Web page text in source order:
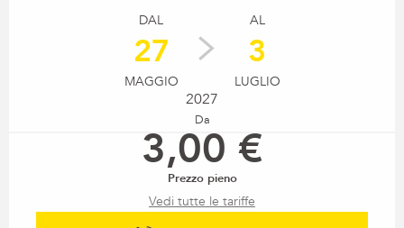
DAL
27
MAGGIO
AL
3
LUGLIO
2027
Da
3,00 €
Prezzo pieno
Vedi tutte le tariffe